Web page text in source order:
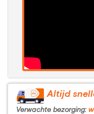
Altijd
Verwachte bezorging: